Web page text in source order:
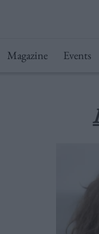
Magazine Events